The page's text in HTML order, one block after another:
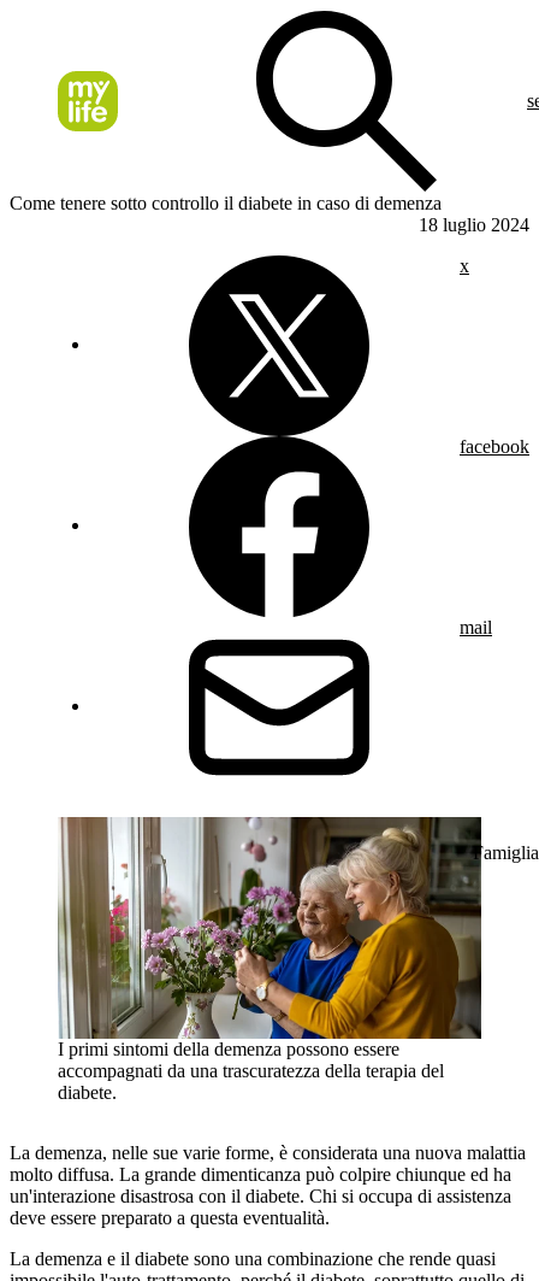
Come tenere sotto controllo il diabete in caso di demenza
18 luglio 2024
x
facebook
mail
Famiglia
I primi sintomi della demenza possono essere
accompagnati da una trascuratezza della terapia del
diabete.
La demenza, nelle sue varie forme, è considerata una nuova malattia
molto diffusa. La grande dimenticanza può colpire chiunque ed ha
un'interazione disastrosa con il diabete. Chi si occupa di assistenza
deve essere preparato a questa eventualità.
La demenza e il diabete sono una combinazione che rende quasi